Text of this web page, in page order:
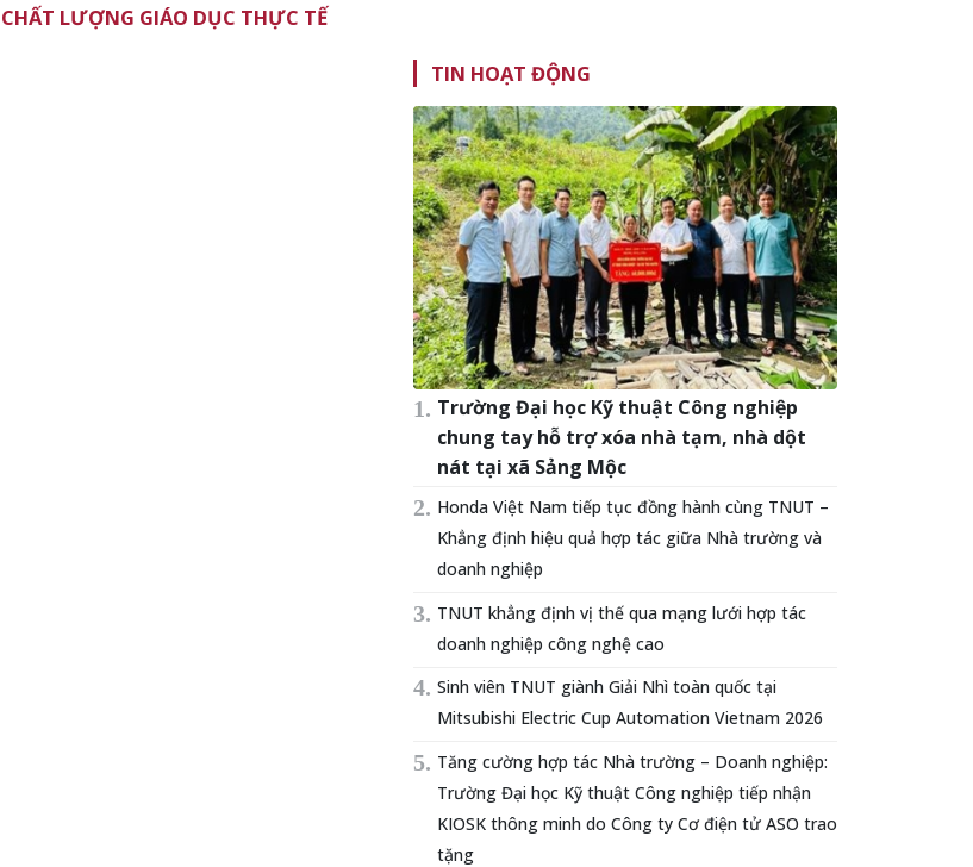
LƯỢNG GIÁO DỤC THỰC TẾ
TIN HOẠT ĐỘNG
Trường Đại học Kỹ thuật Công nghiệp
chung tay hỗ trợ xóa nhà tạm, nhà dột
nát tại xã Sảng Mộc
Honda Việt Nam tiếp tục đồng hành cùng TNUT –
Khẳng định hiệu quả hợp tác giữa Nhà trường và
doanh nghiệp
TNUT khẳng định vị thế qua mạng lưới hợp tác
doanh nghiệp công nghệ cao
Sinh viên TNUT giành Giải Nhì toàn quốc tại
Mitsubishi Electric Cup Automation Vietnam 2026
Tăng cường hợp tác Nhà trường – Doanh nghiệp:
Trường Đại học Kỹ thuật Công nghiệp tiếp nhận
KIOSK thông minh do Công ty Cơ điện tử ASO trao
tặng